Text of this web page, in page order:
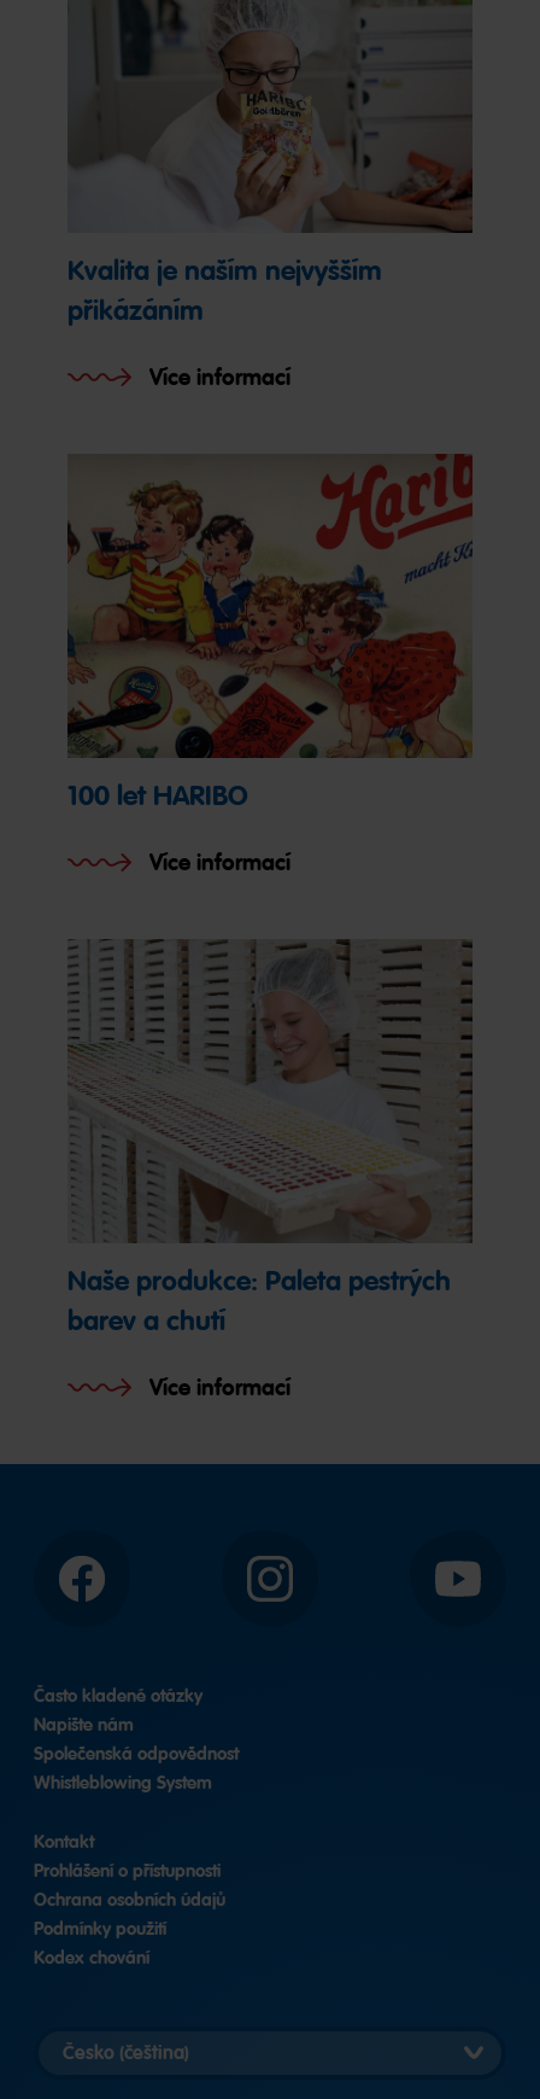
Kvalita je naším nejvyšším
přikázáním
Více informací
100 let HARIBO
Více informací
Naše produkce: Paleta pestrých
barev a chutí
Více informací
Facebook Instagram YouTube
Často kladené otázky
Napište nám
Společenská odpovědnost
Whistleblowing System
Kontakt
Prohlášení o přístupnosti
Ochrana osobních údajů
Podmínky použití
Kodex chování
Vybrat
zemi